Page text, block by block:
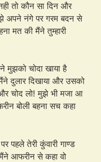
तो कौन सा दिन और
अपने नंगे पर गरम बदन से
मत की मैंने तुम्हारी
मुझको चोदा खाया है
दुलार दिखाया और उसको
और चोद लो! मुझे भी मजा आ
बोली बहना सच कहा
पहले तेरी कुंवारी गाण्ड
आफरीन से कहा वो